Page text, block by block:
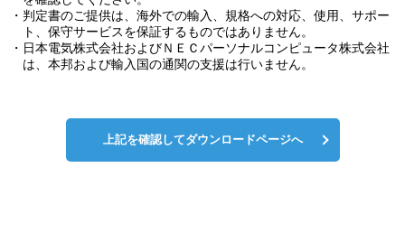
・判定書のご提供は、海外での輸入、規格への対応、使用、サポー
ト、保守サービスを保証するものではありません。
・日本電気株式会社およびＮＥＣパーソナルコンピュータ株式会社
は、本邦および輸入国の通関の支援は行いません。
上記を確認してダウンロードページへ